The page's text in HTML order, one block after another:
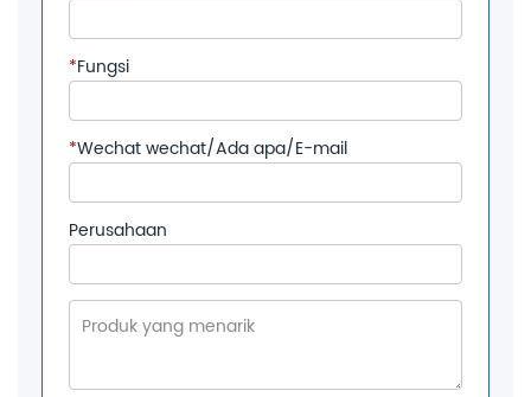
*Fungsi
*Wechat wechat/Ada apa/E-mail
Perusahaan